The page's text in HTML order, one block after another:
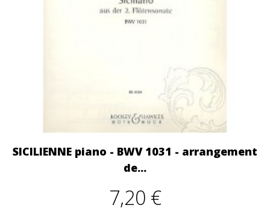
SICILIENNE piano - BWV 1031 - arrangement
de...
7,20 €